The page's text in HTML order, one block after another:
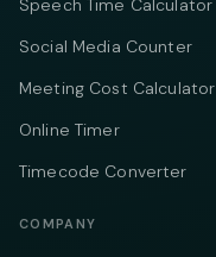
Speech Time Calculator
Social Media Counter
Meeting Cost Calculator
Online Timer
Timecode Converter
COMPANY